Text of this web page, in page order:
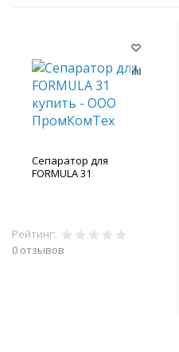
Сепаратор для
FORMULA 31
Рейтинг:
0 отзывов